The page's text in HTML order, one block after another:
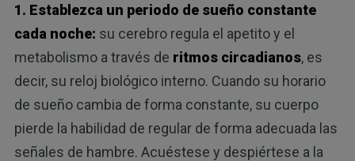
1. Establezca un periodo de sueño constante
cada noche: su cerebro regula el apetito y el
metabolismo a través de ritmos circadianos, es
decir, su reloj biológico interno. Cuando su horario
de sueño cambia de forma constante, su cuerpo
pierde la habilidad de regular de forma adecuada las
señales de hambre. Acuéstese y despiértese a la